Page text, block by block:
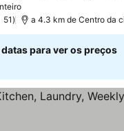
51 a 4.3 km de Centro da
para ver os preços